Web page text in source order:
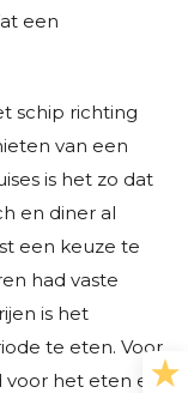
een
schip richting
van een
is het zo dat
en diner al
een keuze te
had vaste
is het
te eten. Voor
voor het eten en